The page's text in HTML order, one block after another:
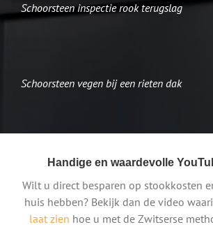
Schoorsteen inspectie rook terugslag
Schoorsteen vegen bij een rieten dak
Handige en waardevolle
Wilt u direct besparen op stookkosten
huis hebben? Bekijk dan de video
laat zien hoe u met de Zwitserse